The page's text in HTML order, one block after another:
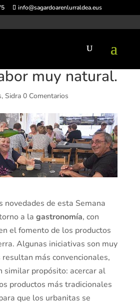
info@sagardoarenlurraldea.eus
muy natural.
, Sidra 0 Comentarios
novedades de esta Semana
a la gastronomía, con
el fomento de los productos
Algunas iniciativas son muy
más convencionales,
similar propósito: acercar al
productos más tradicionales
que los urbanitas se